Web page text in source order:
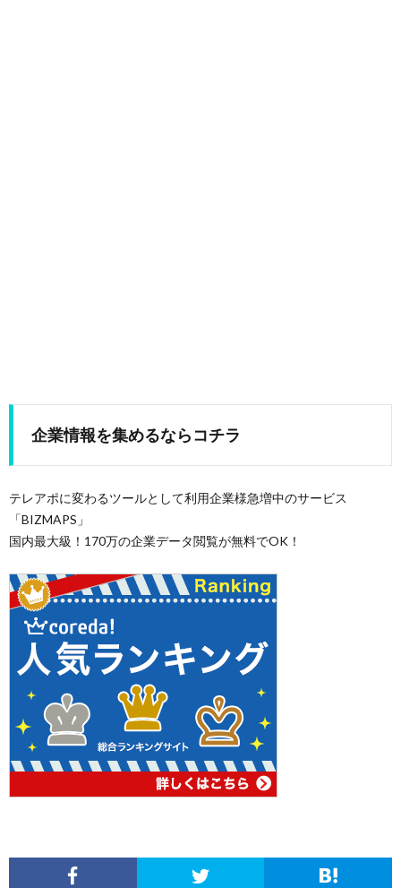
企業情報を集めるならコチラ
テレアポに変わるツールとして利用企業様急増中のサービス
「BIZMAPS」
国内最大級！170万の企業データ閲覧が無料でOK！